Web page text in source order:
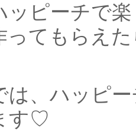
ッピーチで
ってもらえ
は、ハッピ
す♡